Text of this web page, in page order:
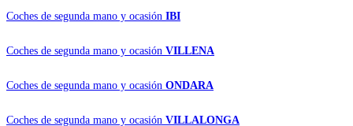
Coches de segunda mano y ocasión IBI
Coches de segunda mano y ocasión VILLENA
Coches de segunda mano y ocasión ONDARA
Coches de segunda mano y ocasión VILLALONGA